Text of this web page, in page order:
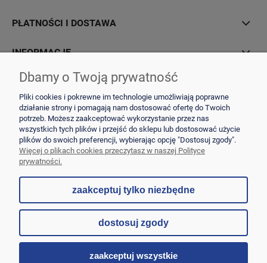
PŁATNOŚCI I DOSTAWA
INFORMACJE
O NAS
Laboratorium Eurofins | Aleja Wojska Polskiego 90A, 82-200 Malbork | NIP:
5792000046 | mail:wyceny-oferta@ftcee.eurofins.com
Sklep internetowy Shoper.pl
Dbamy o Twoją prywatność
Pliki cookies i pokrewne im technologie umożliwiają poprawne
działanie strony i pomagają nam dostosować ofertę do Twoich
potrzeb. Możesz zaakceptować wykorzystanie przez nas
wszystkich tych plików i przejść do sklepu lub dostosować użycie
plików do swoich preferencji, wybierając opcję "Dostosuj zgody".
Więcej o plikach cookies przeczytasz w naszej Polityce
prywatności.
zaakceptuj tylko niezbędne
dostosuj zgody
zaakceptuj wszystkie